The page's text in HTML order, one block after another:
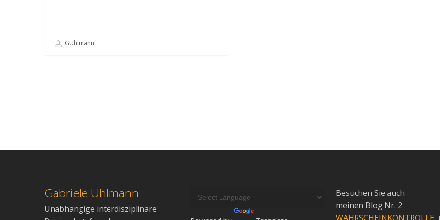
GUhlmann
Gabriele Uhlmann
Unabhängige interdisziplinäre
Besuchen Sie auch
meinen Blog Nr. 2
WAHRSCHEINKONTROLLE,